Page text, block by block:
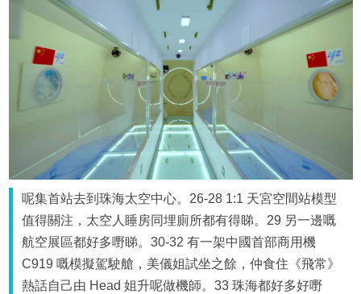
呢集首站去到珠海太空中心。26-28 1:1 天宮空間站模型
值得關注，太空人睡房同埋廁所都有得睇。29 另一邊嘅
航空展區都好多嘢睇。30-32 有一架中國首部商用機
C919 嘅模擬駕駛艙，美儀姐試坐之餘，仲食住《飛常》
熱話自己由 Head 姐升呢做機師。33 珠海都好多好嘢